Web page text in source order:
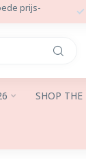
prijs-
SHOP THE